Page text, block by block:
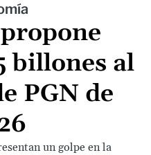
billones al
PGN de
un golpe en la